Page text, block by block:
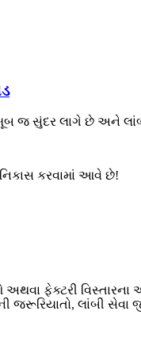
જ સુંદર લાગે છે અને
નિકાસ કરવામાં આવે છે!
ફેક્ટરી
જરૂરિયાતો, લાંબી સેવા